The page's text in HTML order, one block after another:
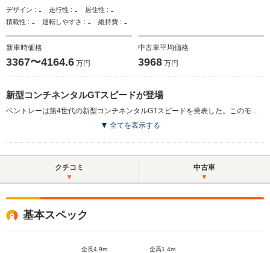
デザイン : - 走行性 : - 居住性 : -
積載性 : - 運転しやすさ : - 維持費 : -
新車時価格
3367〜4164.6 万円
中古車平均価格
3968 万円
新型コンチネンタルGTスピードが登場
ベントレーは第4世代の新型コンチネンタルGTスピードを発表した。このモデルは、ベントレー史上最もパワフルなロードカーとして位置づけられ、システム出力782psと1000N・mのトルクを誇る新設計の「ウルトラ パフォーマンス ハイブリッド」を搭載した。0-100km/h加速はわずか3.2秒、最高速度は335km/hに達する。デザインはシングルヘッドライトを採用し、洗練された印象を与えている。インテリアはウェルネスを重視し、最新のシートテクノロジーやエアイオナイザーを備え、最上の快適性を追求している。また、先進のドライバーアシスト機能やインフォテインメントシステムも充実し、新世代のユーザー体験を提供している。（2024.6）
全てを表示する
クチコミ 中古車
基本スペック
全長4.9m 全高1.4m